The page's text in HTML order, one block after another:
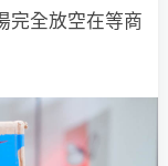
完全放空在等商